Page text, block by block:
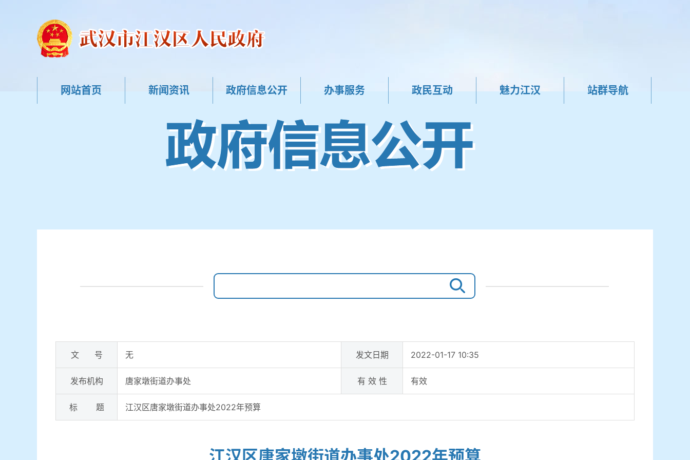
网站首页 新闻资讯 政府信息公开 办事服务 政民互动 魅力江汉 站群导航
文 号 无 发文日期 2022-01-17 10:35
发布机构 唐家墩街道办事处 有 效 性 有效
标 题 江汉区唐家墩街道办事处2022年预算